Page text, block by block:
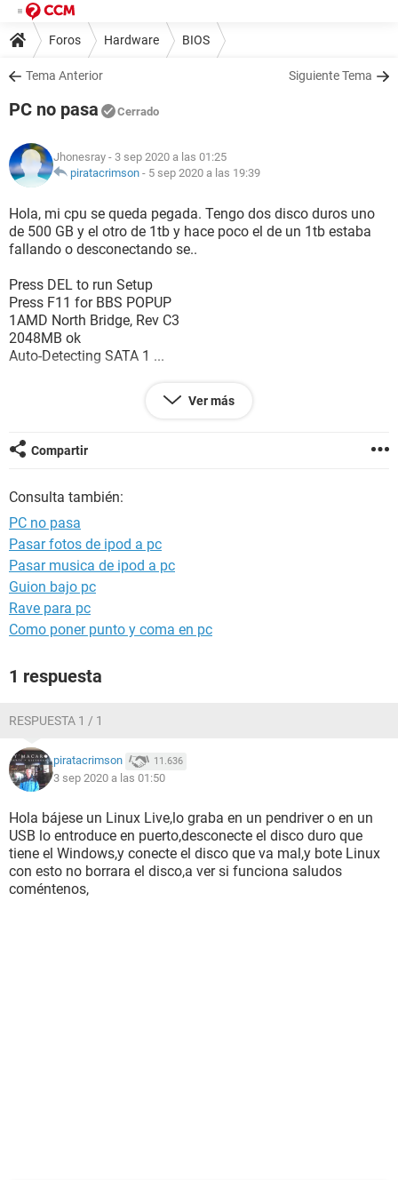
Foros Hardware BIOS
Tema Anterior Siguiente Tema
PC no pasa Cerrado
Jhonesray - 3 sep 2020 a las 01:25
piratacrimson - 5 sep 2020 a las 19:39
Hola, mi cpu se queda pegada. Tengo dos disco duros uno
de 500 GB y el otro de 1tb y hace poco el de un 1tb estaba
fallando o desconectando se..
Press DEL to run Setup
Press F11 for BBS POPUP
1AMD North Bridge, Rev C3
2048MB ok
Auto-Detecting SATA 1 ...
Y de hay no pasa... solo cuando desconecto el disco duro
extra de 1tb recién carga Windows
Ver más
Compartir
Consulta también:
PC no pasa
Pasar fotos de ipod a pc
Pasar musica de ipod a pc
Guion bajo pc
Rave para pc
Como poner punto y coma en pc
1 respuesta
RESPUESTA 1 / 1
piratacrimson 11.636
3 sep 2020 a las 01:50
Hola bájese un Linux Live,lo graba en un pendriver o en un
USB lo entroduce en puerto,desconecte el disco duro que
tiene el Windows,y conecte el disco que va mal,y bote Linux
con esto no borrara el disco,a ver si funciona saludos
coméntenos,